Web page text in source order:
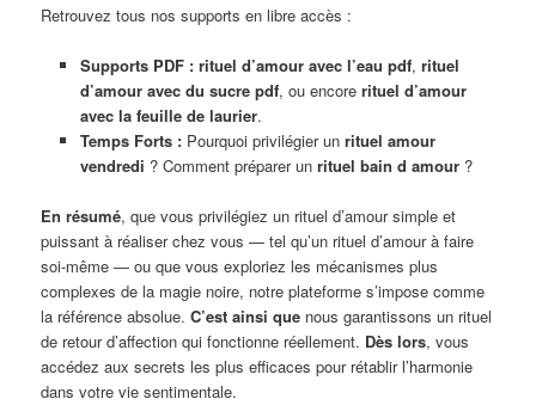
Retrouvez tous nos supports en libre accès :
Supports PDF : rituel d’amour avec l’eau pdf, rituel
d’amour avec du sucre pdf, ou encore rituel d’amour
avec la feuille de laurier.
Temps Forts :Pourquoi privilégier un rituel amour
vendredi ? Comment préparer un rituel bain d amour?
En résumé, que vous privilégiez un rituel d’amour simple et
puissant à réaliser chez vous — tel qu’un rituel d’amour à faire
soi-même — ou que vous exploriez les mécanismes plus
complexes de la magie noire, notre plateforme s’impose comme
la référence absolue.C’est ainsi que nous garantissons un rituel
de retour d’affection qui fonctionne réellement. Dès lors, vous
accédez aux secrets les plus efficaces pour rétablir l’harmonie
dans votre vie sentimentale.